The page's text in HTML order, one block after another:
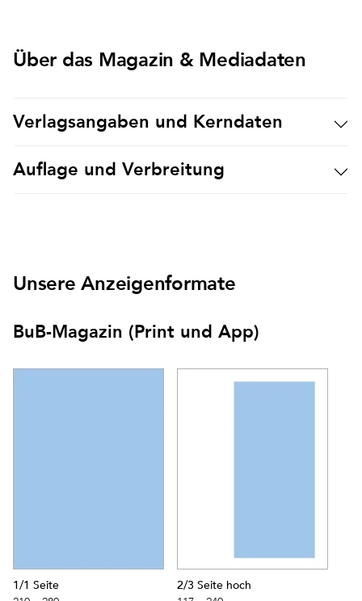
Über das Magazin & Mediadaten
Verlagsangaben und Kerndaten
Auflage und Verbreitung
Unsere Anzeigenformate
BuB-Magazin (Print und App)
1/1 Seite 2/3 Seite hoch